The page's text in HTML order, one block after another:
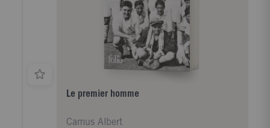
Le premier homme
Camus Albert